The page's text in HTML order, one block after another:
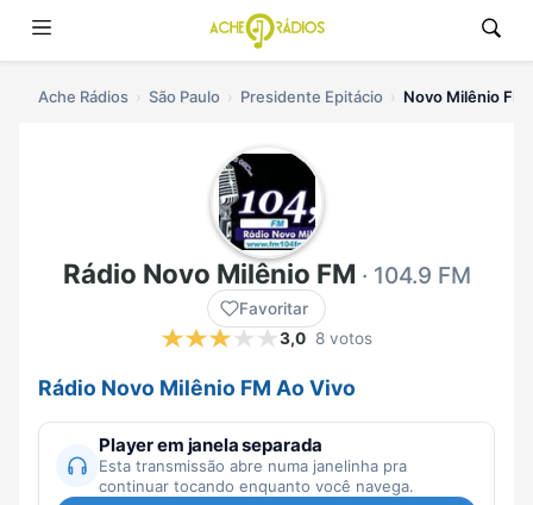
Ache Rádios São Paulo Presidente Epitácio Novo Milênio FM
Rádio Novo Milênio FM · 104.9 FM
Favoritar
3,0 8 votos
Rádio Novo Milênio FM Ao Vivo
Player em janela separada
Esta transmissão abre numa janelinha pra
continuar tocando enquanto você navega.